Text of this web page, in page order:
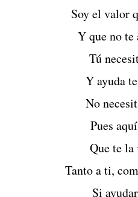
Soy el valor
Y que no te
Tú
Y ayuda
No
Pues
Que te la
Tanto a ti,
Si